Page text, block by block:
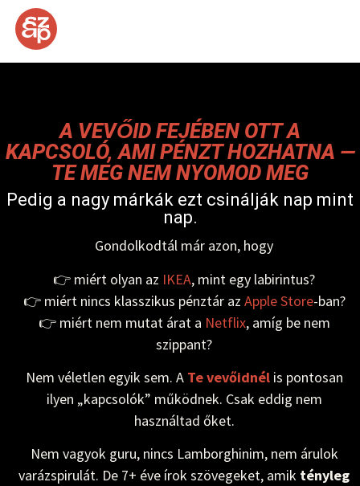
A VEVŐID FEJÉBEN OTT A
KAPCSOLÓ, AMI PÉNZT HOZHATNA —
TE MEG NEM NYOMOD MEG
Pedig a nagy márkák ezt csinálják nap mint
nap.
Gondolkodtál már azon, hogy
👉 miért olyan az IKEA, mint egy labirintus?
👉 miért nincs klasszikus pénztár az Apple Store-ban?
👉 miért nem mutat árat a Netflix, amíg be nem
szippant?
Nem véletlen egyik sem. A Te vevőidnél is pontosan
ilyen „kapcsolók” működnek. Csak eddig nem
használtad őket.
Nem vagyok guru, nincs Lamborghinim, nem árulok
varázspirulát. De 7+ éve írok szövegeket, amik tényleg